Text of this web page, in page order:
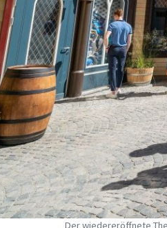
Der wiedereröffnete